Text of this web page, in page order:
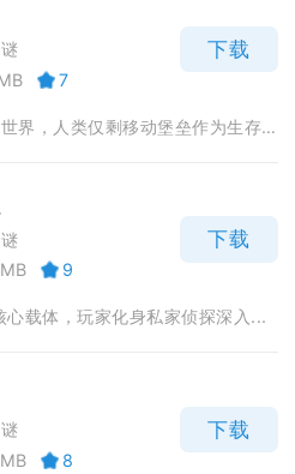
7
下载
失控设定在外星入侵后的废土世界，人类仅剩移动堡垒作为生存...
9
下载
载体，玩家化身私家侦探深入...
8
下载